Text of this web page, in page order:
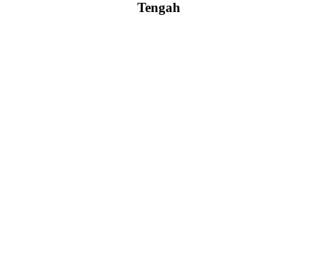
Tengah